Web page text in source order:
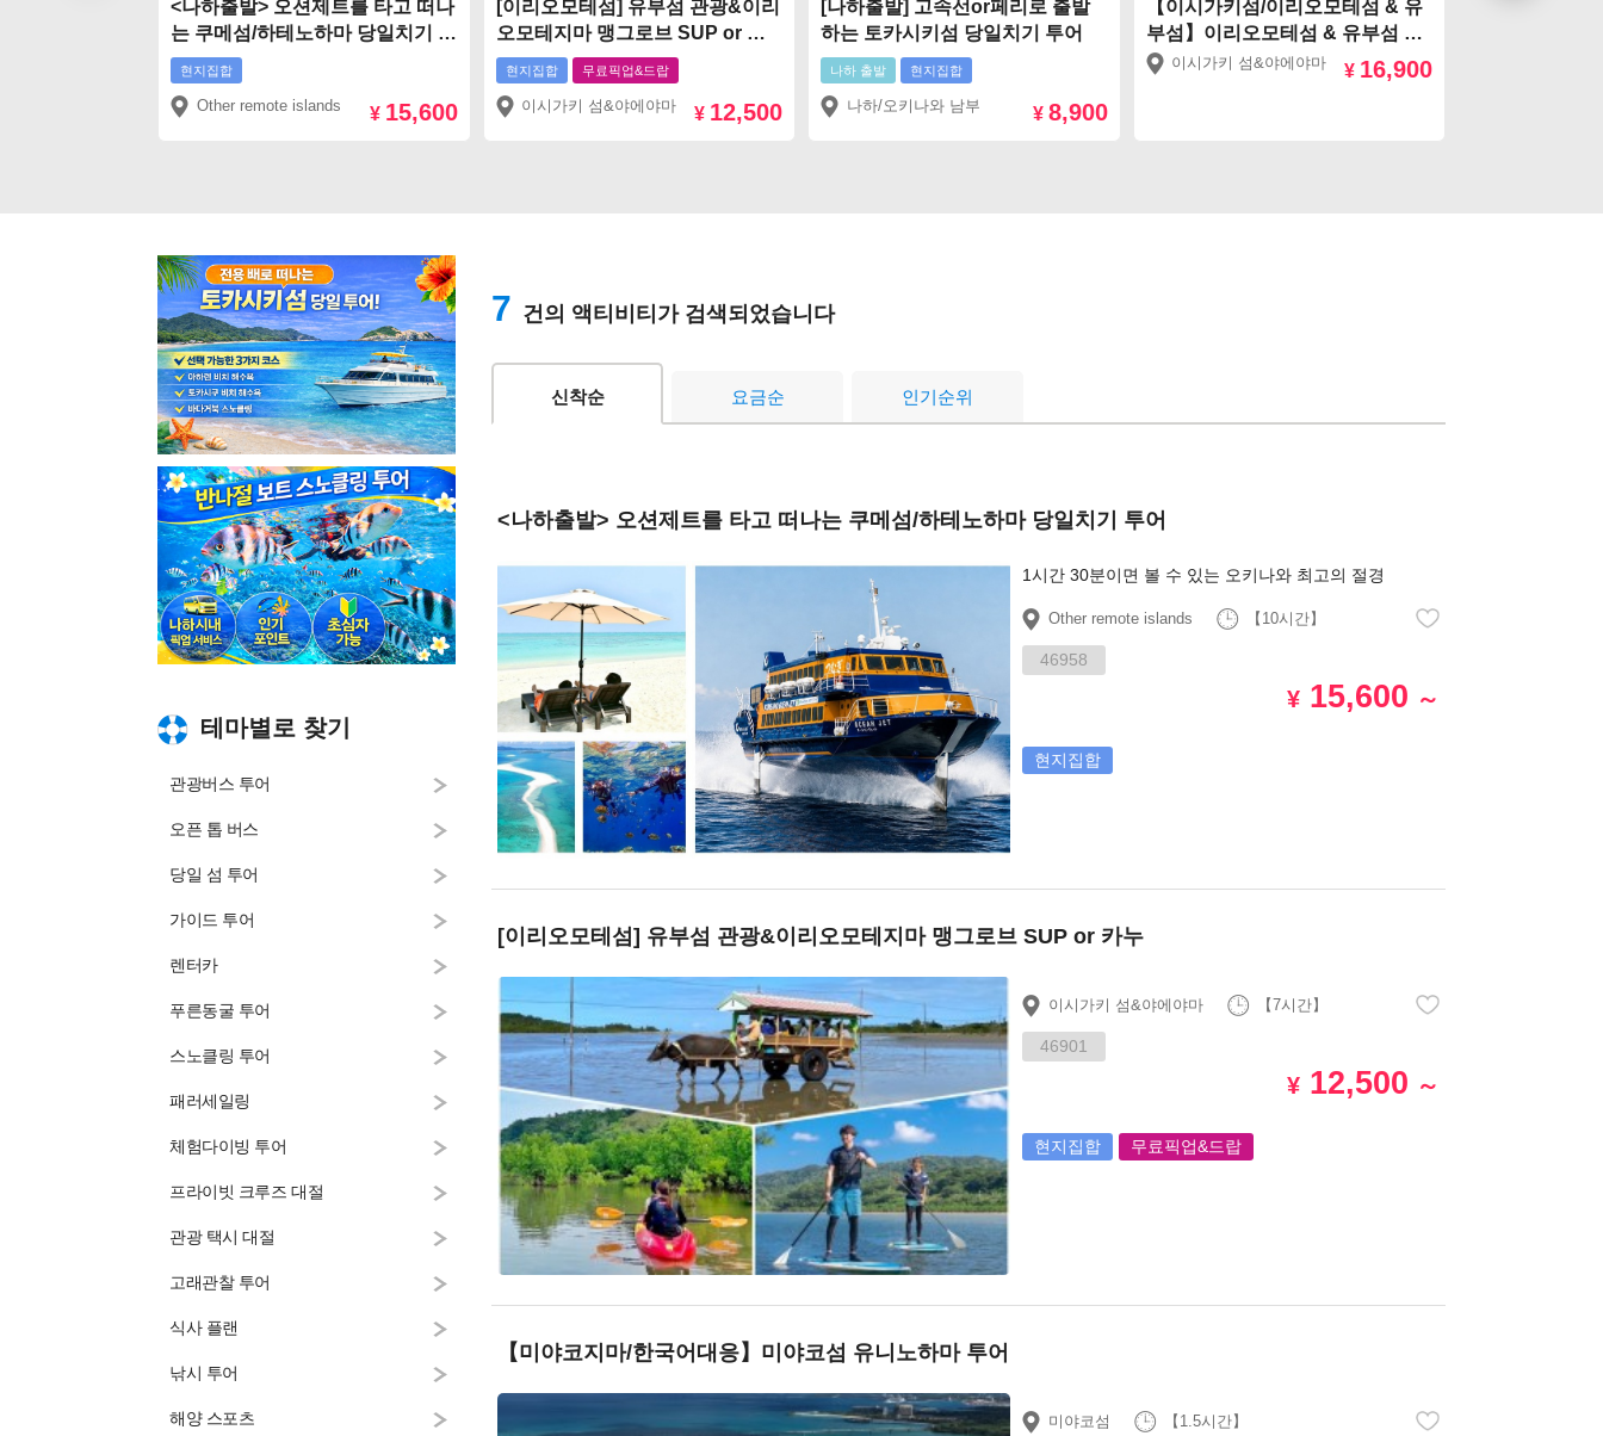
<나하출발> 오션제트를 타고 떠나
는 쿠메섬/하테노하마 당일치기 투
어
현지집합
Other remote islands ¥ 15,600
[이리오모테섬] 유부섬 관광&이리
오모테지마 맹그로브 SUP or 카
누
현지집합 무료픽업&드랍
이시가키 섬&야에야마 ¥ 12,500
[나하출발] 고속선or페리로 출발
하는 토카시키섬 당일치기 투어
나하 출발 현지집합
나하/오키나와 남부 ¥ 8,900
【이시가키섬/이리오모테섬 & 유
부섬】이리오모테섬 & 유부섬 일
일 관광 투어!하루에 두 개의 섬을
만끽! 물소수레 섬 건너기 & 왕복
이시가키 섬&야에야마 ¥ 16,900
테마별로 찾기
관광버스 투어
오픈 톱 버스
당일 섬 투어
가이드 투어
렌터카
푸른동굴 투어
스노클링 투어
패러세일링
체험다이빙 투어
프라이빗 크루즈 대절
관광 택시 대절
고래관찰 투어
식사 플랜
낚시 투어
해양 스포츠
7 건의 액티비티가 검색되었습니다
신착순 요금순 인기순위
<나하출발> 오션제트를 타고 떠나는 쿠메섬/하테노하마 당일치기 투어
1시간 30분이면 볼 수 있는 오키나와 최고의 절경
Other remote islands 【10시간】
46958
¥ 15,600 ～
현지집합
[이리오모테섬] 유부섬 관광&이리오모테지마 맹그로브 SUP or 카누
이시가키 섬&야에야마 【7시간】
46901
¥ 12,500 ～
현지집합 무료픽업&드랍
【미야코지마/한국어대응】미야코섬 유니노하마 투어
미야코섬 【1.5시간】